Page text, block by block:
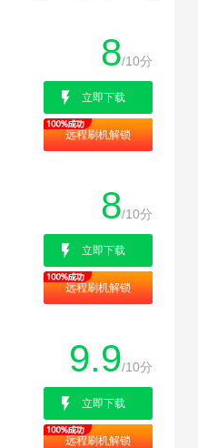
8/10分
立即下载
远程刷机解锁
8/10分
立即下载
远程刷机解锁
9.9/10分
立即下载
远程刷机解锁